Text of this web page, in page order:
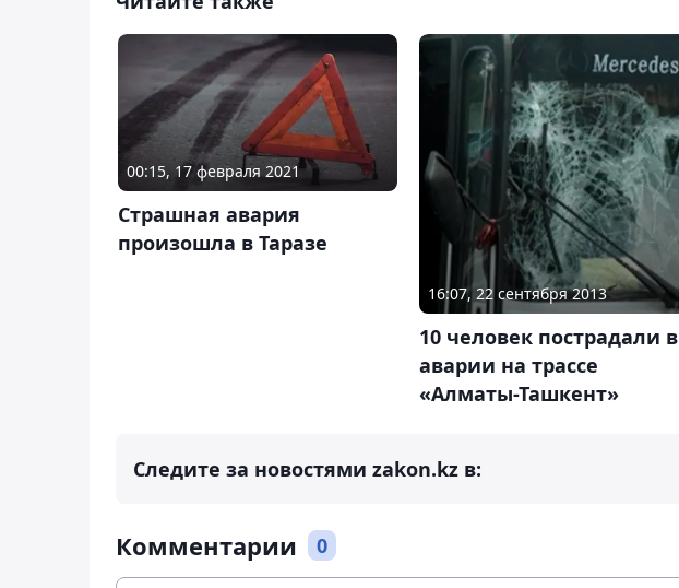
00:15, 17 февраля 2021
Страшная авария
произошла в Таразе
16:07, 22 сентября 2013
10 человек пострадали в
аварии на трассе
«Алматы-Ташкент»
Следите за новостями zakon.kz в:
Комментарии 0